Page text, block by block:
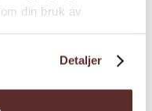
din bruk av
Detaljer
hat einen Gäste